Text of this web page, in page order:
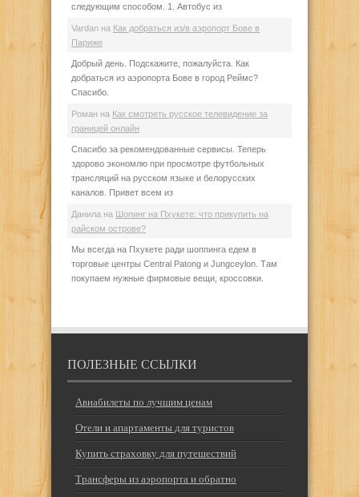
следующим способом. 1. Автобус из
Vardan на Как добраться из/в аэропорт Бове в
Париже
Добрый день. Подскажите, пожалуйста. Как
добраться из аэропорта Бове в город Реймс?
Спасибо.
Роман на Как смотреть русское телевидение за
границей онлайн
Спасибо за рекомендованные сервисы. Теперь
здорово экономлю при просмотре футбольных
трансляций на русском языке и белорусских
каналов. Привет всем из
Данила на Шопинг на Пхукете: что прикупить на
райском острове?
Мы всегда на Пхукете ради шоппинга едем в
торговые центры Central Patong и Jungceylon. Там
покупаем нужные фирмовые вещи, кроссовки.
ПОЛЕЗНЫЕ ССЫЛКИ
Авиабилеты по лучшим ценам
Отели и апартаменты для туристов
Купить страховку для путешествий
Трансферы из аэропорта и обратно